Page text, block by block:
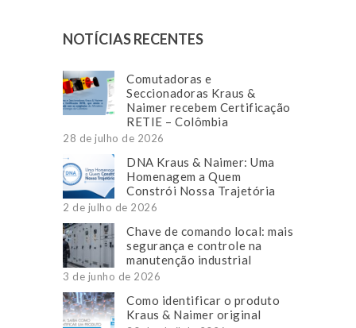
NOTÍCIAS RECENTES
Comutadoras e
Seccionadoras Kraus &
Naimer recebem Certificação
RETIE – Colômbia
28 de julho de 2026
DNA Kraus & Naimer: Uma
Homenagem a Quem
Constrói Nossa Trajetória
2 de julho de 2026
Chave de comando local: mais
segurança e controle na
manutenção industrial
3 de junho de 2026
Como identificar o produto
Kraus & Naimer original